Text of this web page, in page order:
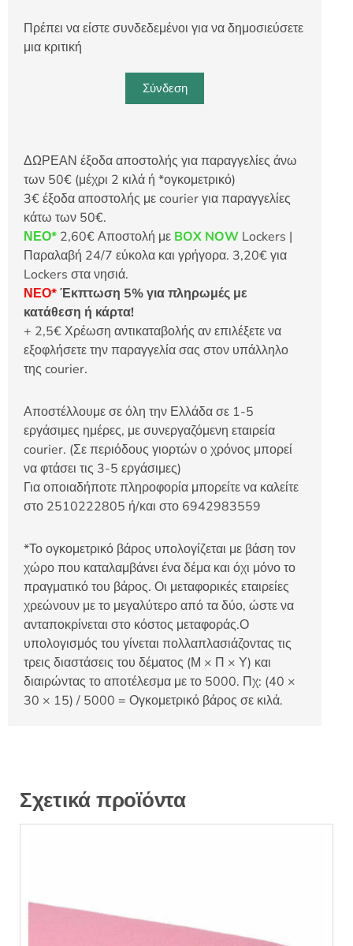
Πρέπει να είστε συνδεδεμένοι για να δημοσιεύσετε
μια κριτική
Σύνδεση
ΔΩΡΕΑΝ έξοδα αποστολής για παραγγελίες άνω
των 50€ (μέχρι 2 κιλά ή *ογκομετρικό)
3€ έξοδα αποστολής με courier για παραγγελίες
κάτω των 50€.
ΝΕΟ* 2,60€ Αποστολή με BOX NOW Lockers |
Παραλαβή 24/7 εύκολα και γρήγορα. 3,20€ για
Lockers στα νησιά.
ΝΕΟ*Έκπτωση 5% για πληρωμές με
κατάθεση ή κάρτα!
+ 2,5€ Χρέωση αντικαταβολής αν επιλέξετε να
εξοφλήσετε την παραγγελία σας στον υπάλληλο
της courier.
Αποστέλλουμε σε όλη την Ελλάδα σε 1-5
εργάσιμες ημέρες, με συνεργαζόμενη εταιρεία
courier. (Σε περιόδους γιορτών ο χρόνος μπορεί
να φτάσει τις 3-5 εργάσιμες)
Για οποιαδήποτε πληροφορία μπορείτε να καλείτε
στο 2510222805 ή/και στο 6942983559
*Το ογκομετρικό βάρος υπολογίζεται με βάση τον
χώρο που καταλαμβάνει ένα δέμα και όχι μόνο το
πραγματικό του βάρος. Οι μεταφορικές εταιρείες
χρεώνουν με το μεγαλύτερο από τα δύο, ώστε να
ανταποκρίνεται στο κόστος μεταφοράς.Ο
υπολογισμός του γίνεται πολλαπλασιάζοντας τις
τρεις διαστάσεις του δέματος (Μ × Π × Υ) και
διαιρώντας το αποτέλεσμα με το 5000. Πχ: (40 ×
30 × 15) / 5000 = Ογκομετρικό βάρος σε κιλά.
Σχετικά προϊόντα